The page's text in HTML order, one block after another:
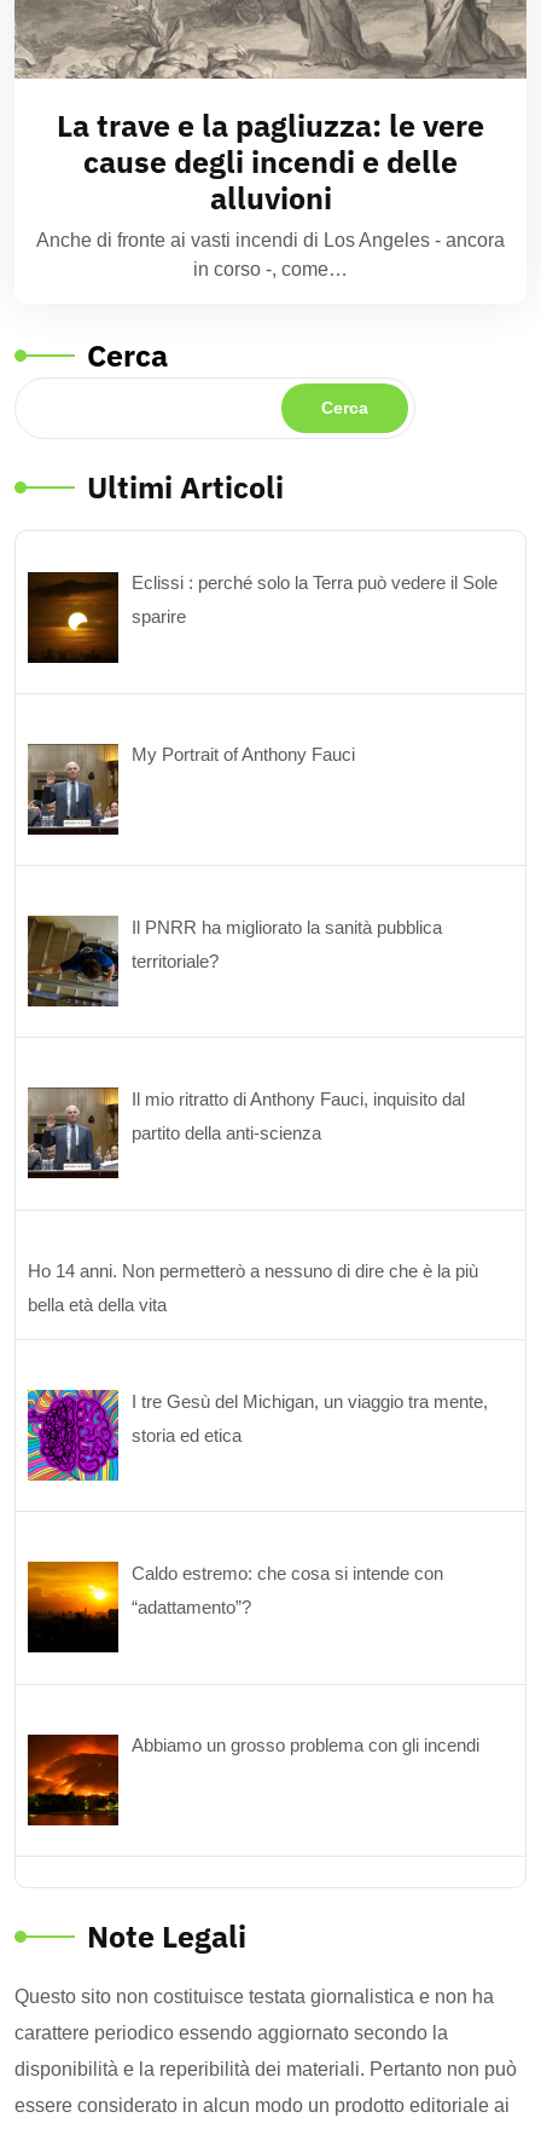
La trave e la pagliuzza: le vere
cause degli incendi e delle
alluvioni
Anche di fronte ai vasti incendi di Los Angeles - ancora
in corso -, come…
Cerca
Cerca
Ultimi Articoli
Eclissi : perché solo la Terra può vedere il Sole
sparire
My Portrait of Anthony Fauci
Il PNRR ha migliorato la sanità pubblica
territoriale?
Il mio ritratto di Anthony Fauci, inquisito dal
partito della anti-scienza
Ho 14 anni. Non permetterò a nessuno di dire che è la più
bella età della vita
I tre Gesù del Michigan, un viaggio tra mente,
storia ed etica
Caldo estremo: che cosa si intende con
“adattamento”?
Abbiamo un grosso problema con gli incendi
Note Legali
Questo sito non costituisce testata giornalistica e non ha
carattere periodico essendo aggiornato secondo la
disponibilità e la reperibilità dei materiali. Pertanto non può
essere considerato in alcun modo un prodotto editoriale ai